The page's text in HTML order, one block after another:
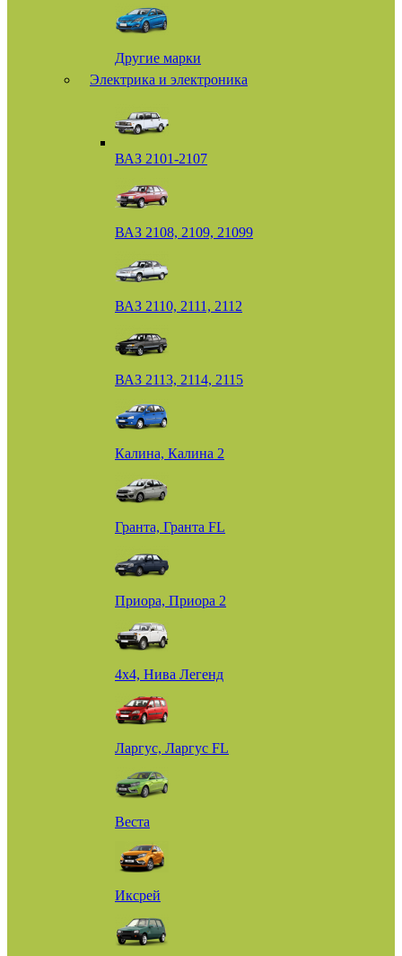
Другие марки
Электрика и электроника
ВАЗ 2101-2107
ВАЗ 2108, 2109, 21099
ВАЗ 2110, 2111, 2112
ВАЗ 2113, 2114, 2115
Калина, Калина 2
Гранта, Гранта FL
Приора, Приора 2
4х4, Нива Легенд
Ларгус, Ларгус FL
Веста
Иксрей